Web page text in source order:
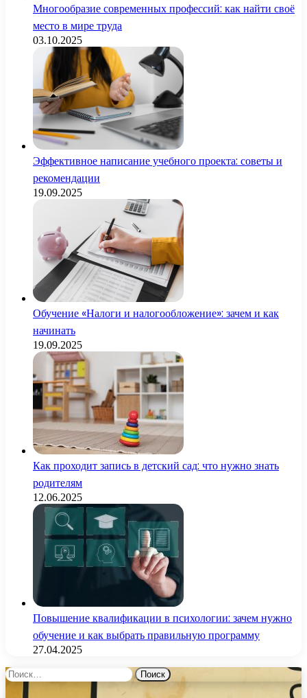
Многообразие современных профессий: как найти своё
место в мире труда
03.10.2025
Эффективное написание учебного проекта: советы и
рекомендации
19.09.2025
Обучение «Налоги и налогообложение»: зачем и как
начинать
19.09.2025
Как проходит запись в детский сад: что нужно знать
родителям
12.06.2025
Повышение квалификации в психологии: зачем нужно
обучение и как выбрать правильную программу
27.04.2025
Найти: